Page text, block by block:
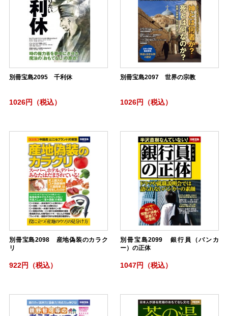
別冊宝島2095 千利休
1026円（税込）
別冊宝島2097 世界の宗教
1026円（税込）
別冊宝島2098 産地偽装のカラク
リ
922円（税込）
別冊宝島2099 銀行員（バンカ
ー）の正体
1047円（税込）